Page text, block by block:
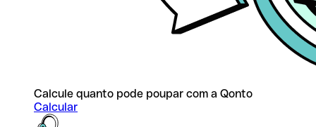
Calcule quanto pode poupar com a Qonto
Calcular